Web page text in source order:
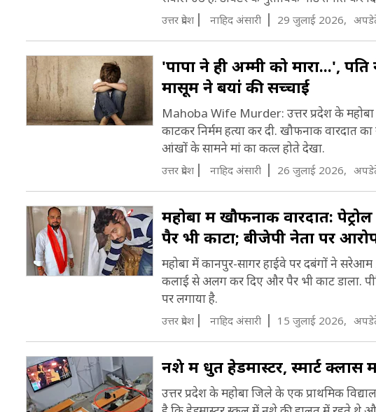
ऐतिहासिक
शासन
और मंदिरों
राजाओं ने
प्राचीन समय
बुन्देलखण्ड
नगर
प्रसिद्ध है.
चित्रकूट और
140
महोबा
के नाम से
रख दिया
उत्तर प्रदेश नाह‍िद अंसारी 29 जुलाई 2026,
'पापा ने ही अम्मी को मारा...',
मासूम ने बयां की सच्चाई
Mahoba Wife Murder: उत्तर प्रदेश के महोबा
काटकर निर्मम हत्या कर दी. खौफनाक वारदात
आंखों के सामने मां का कत्ल होते देखा.
उत्तर प्रदेश नाह‍िद अंसारी 26 जुलाई 2026,
महोबा में खौफनाक वारदात:
पैर भी काटा; बीजेपी नेता पर
महोबा में कानपुर-सागर हाईवे पर दबंगों ने
कलाई से अलग कर दिए और पैर भी काट डाला.
पर लगाया है.
उत्तर प्रदेश नाह‍िद अंसारी 15 जुलाई 2026,
नशे में धुत हेडमास्टर, स्मार्ट
उत्तर प्रदेश के महोबा जिले के एक प्राथमिक